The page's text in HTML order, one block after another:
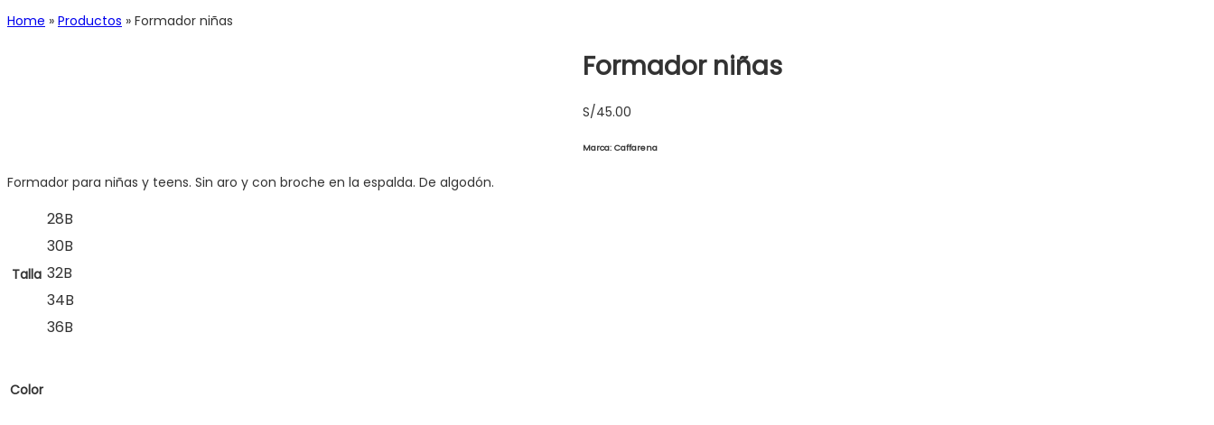
Home » Productos » Formador niñas
Formador niñas
S/45.00
Marca: Caffarena
Formador para niñas y teens. Sin aro y con broche en la espalda. De algodón.
Talla
28B
30B
32B
34B
36B
Color